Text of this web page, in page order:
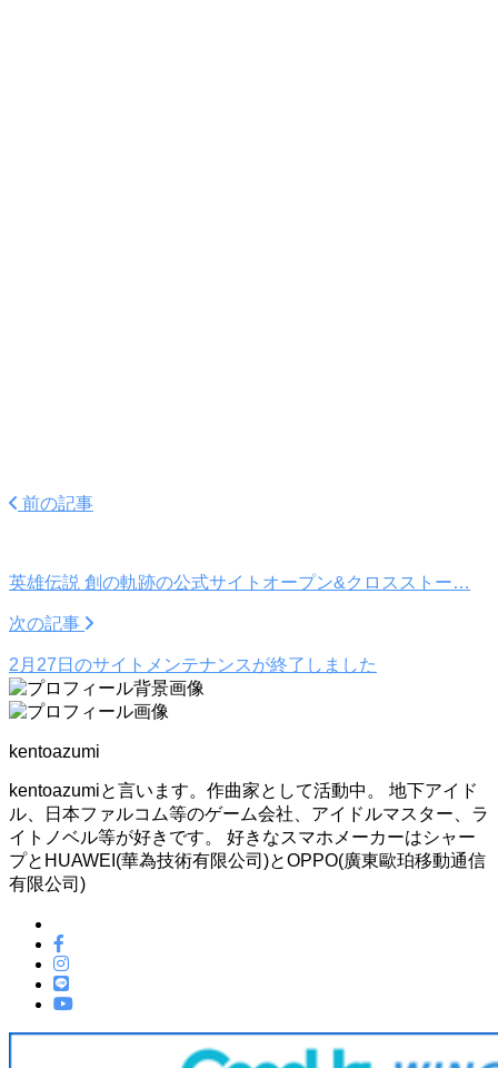
前の記事
英雄伝説 創の軌跡の公式サイトオープン&クロスストー…
次の記事
2月27日のサイトメンテナンスが終了しました
kentoazumi
kentoazumiと言います。作曲家として活動中。 地下アイド
ル、日本ファルコム等のゲーム会社、アイドルマスター、ラ
イトノベル等が好きです。 好きなスマホメーカーはシャー
プとHUAWEI(華為技術有限公司)とOPPO(廣東歐珀移動通信
有限公司)